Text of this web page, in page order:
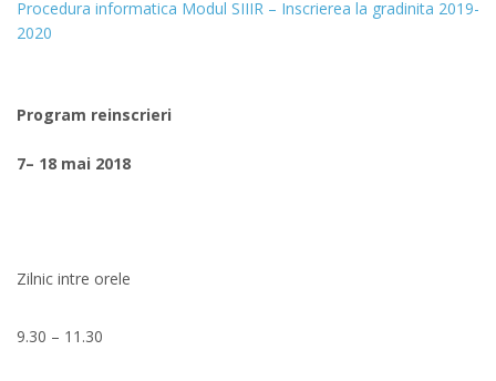
Procedura informatica Modul SIIIR – Inscrierea la gradinita 2019-
2020
Program reinscrieri
7– 18 mai 2018
Zilnic intre orele
9.30 – 11.30